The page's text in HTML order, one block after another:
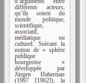
différents acteurs,
qu’ils soient du
monde politique,
scientifique,
associatif,
médiatique ou
culturel. Suivant la
notion de « sphère
publique
bourgeoise »
développée par
Jürgen Habermas
(1997 [1962]), la